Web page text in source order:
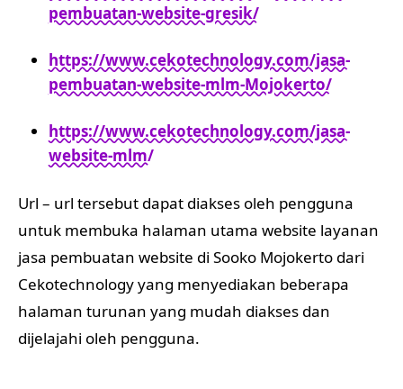
pembuatan-website-gresik/
https://www.cekotechnology.com/jasa-
pembuatan-website-mlm-Mojokerto/
https://www.cekotechnology.com/jasa-
website-mlm/
Url – url tersebut dapat diakses oleh pengguna
untuk membuka halaman utama website layanan
jasa pembuatan website di Sooko Mojokerto dari
Cekotechnology yang menyediakan beberapa
halaman turunan yang mudah diakses dan
dijelajahi oleh pengguna.